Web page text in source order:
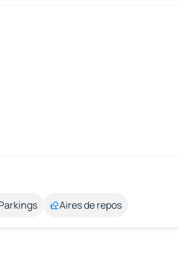
Aires de repos